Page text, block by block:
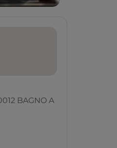
BAGNO A